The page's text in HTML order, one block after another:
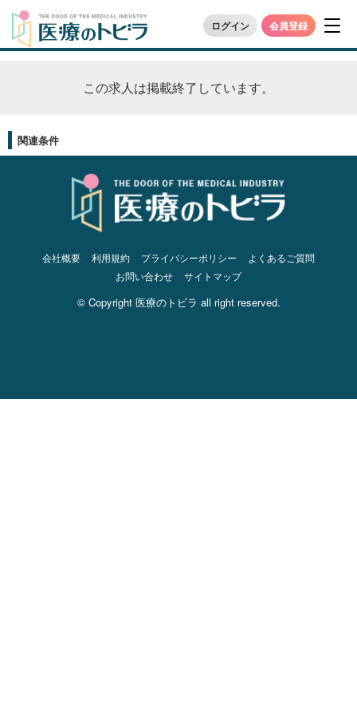
ログイン 会員登録
この求人は掲載終了しています。
関連条件
会社概要 利用規約 プライバシーポリシー
よくあるご質問
お問い合わせ
サイトマップ
© Copyright 医療のトビラ all right reserved.